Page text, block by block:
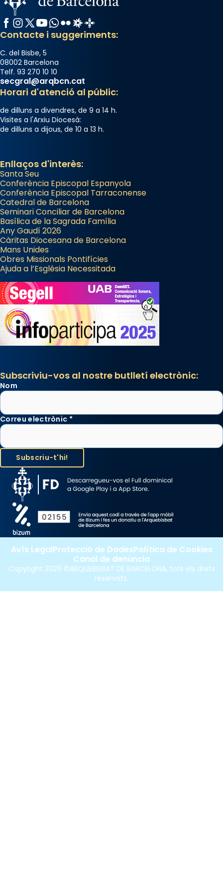
Photo
View on Facebook Share
Facebook
Instagram
X / Twitter
YouTube
WhatsApp
FlickrRadio Estel
Catalunya Cristiana
Contacte i suggeriments:
C. del Bisbe, 5
08002 Barcelona
Telf. 93 270 10 10
secgral@arqbcn.cat
Horari d'atenció al públic:
de dilluns a divendres, de 9 a 14 h.
Visites a l'Arxiu Diocesà:
de dilluns a dijous, de 10 a 13 h.
Enllaços d'interès:
Santa Seu
Conferència Episcopal Espanyola
Conferència Episcopal Tarraconense
Catedral de Barcelona
Seminari Conciliar de Barcelona
Basílica de la Sagrada Família
Any Gaudí 2026
Càritas Diocesana de Barcelona
Mans Unides
Obres Missionals Pontifícies
Ajuda a l’Església Necessitada
Subscriviu-vos al nostre butlletí electrònic:
Nom
Correu electrònic *
Copyright 2026 ©ARQUEBISBAT DE BARCELONA, tots els drets
reservats.
Avís LegalProtecció de DadesPolítica de Cookies
Canal de denúncia